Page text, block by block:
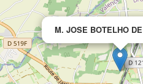
M. JOSE BOTELHO